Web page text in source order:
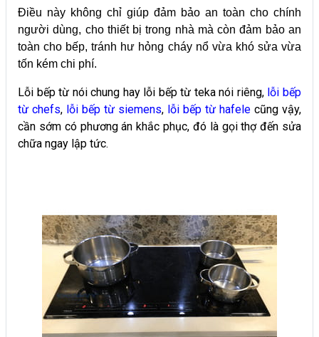
Điều này không chỉ giúp đảm bảo an toàn cho chính
người dùng, cho thiết bị trong nhà mà còn đảm bảo an
toàn cho bếp, tránh hư hỏng cháy nổ vừa khó sửa vừa
tốn kém chi phí.
Lỗi bếp từ nói chung hay lỗi bếp từ teka nói riêng, lỗi bếp
từ chefs, lỗi bếp từ siemens, lỗi bếp từ hafele cũng vậy,
cần sớm có phương án khắc phục, đó là gọi thợ đến sửa
chữa ngay lập tức.